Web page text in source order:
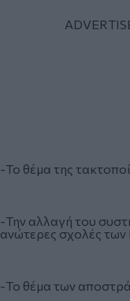
-Το θέμα της
-Την αλλαγή του
ανώτερες σχολές
-Το θέμα των